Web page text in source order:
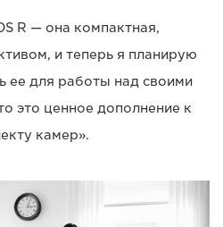
R — она компактная,
и теперь я планирую
ее для работы над своими
это ценное дополнение к
камер».